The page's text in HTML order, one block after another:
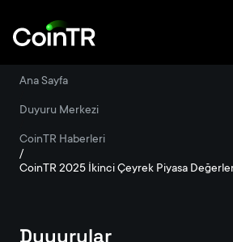
Ana Sayfa
Duyuru Merkezi
CoinTR Haberleri
/
CoinTR 2025 İkinci Çeyrek Piyasa
Duyurular